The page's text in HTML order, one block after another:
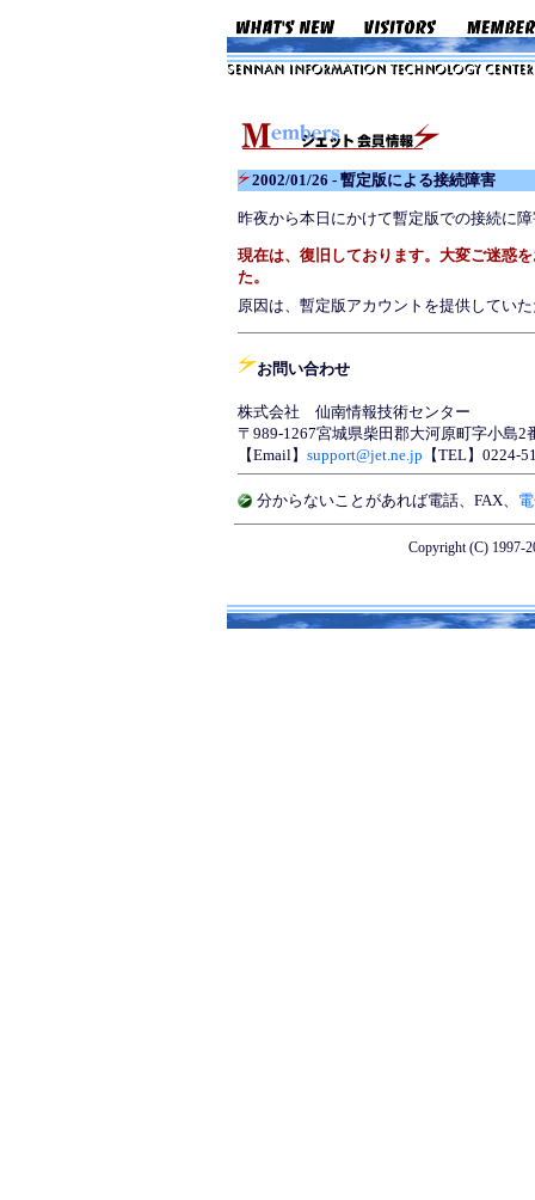
2002/01/26 - 暫定版による接続障害
昨夜から本日にかけて暫定版での接続に
現在は、復旧しております。大変ご迷惑
た。
原因は、暫定版アカウントを提供してい
お問い合わせ
株式会社 仙南情報技術センター
〒989-1267宮城県柴田郡大河原町字小島
【Email】 support@jet.ne.jp 【TEL】0224-
分からないことがあれば電話、 FAX、
Copyright (C) 1997-